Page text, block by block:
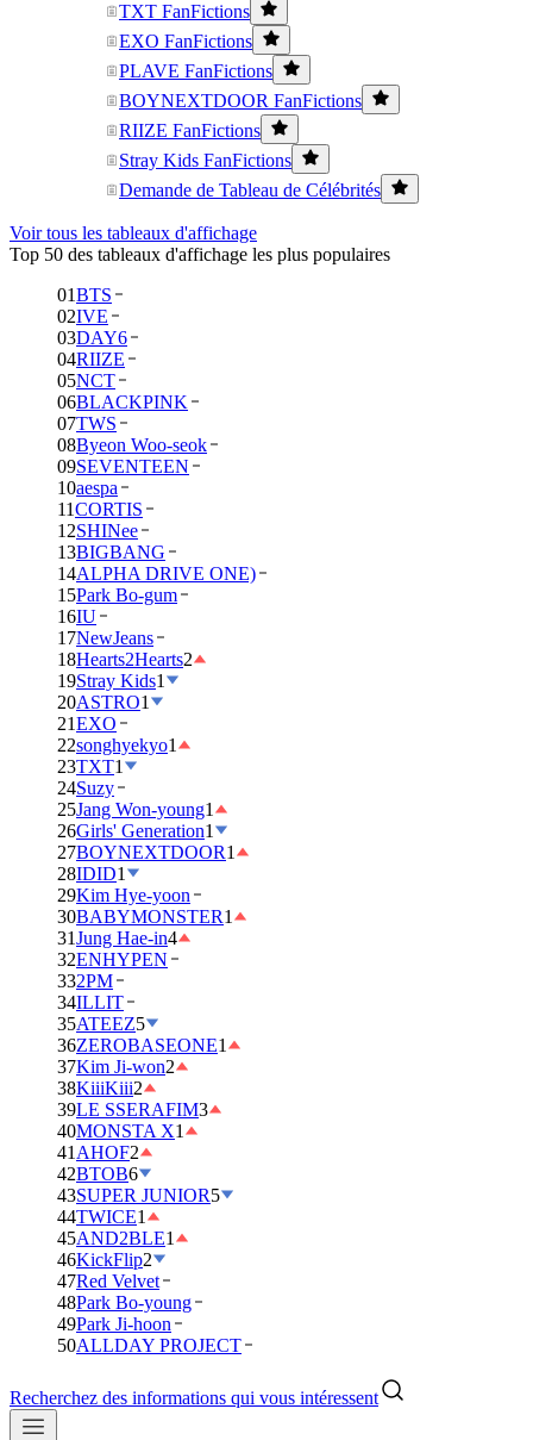
TXT FanFictions
EXO FanFictions
PLAVE FanFictions
BOYNEXTDOOR FanFictions
RIIZE FanFictions
Stray Kids FanFictions
Demande de Tableau de Célébrités
Voir tous les tableaux d'affichage
Top 50 des tableaux d'affichage les plus populaires
01BTS
02IVE
03DAY6
04RIIZE
05NCT
06BLACKPINK
07TWS
08Byeon Woo-seok
09SEVENTEEN
10aespa
11CORTIS
12SHINee
13BIGBANG
14ALPHA DRIVE ONE)
15Park Bo-gum
16IU
17NewJeans
18Hearts2Hearts2
19Stray Kids1
20ASTRO1
21EXO
22songhyekyo1
23TXT1
24Suzy
25Jang Won-young1
26Girls' Generation1
27BOYNEXTDOOR1
28IDID1
29Kim Hye-yoon
30BABYMONSTER1
31Jung Hae-in4
32ENHYPEN
332PM
34ILLIT
35ATEEZ5
36ZEROBASEONE1
37Kim Ji-won2
38KiiiKiii2
39LE SSERAFIM3
40MONSTA X1
41 AHOF2
42BTOB6
43SUPER JUNIOR5
44TWICE1
45AND2BLE1
46KickFlip2
47Red Velvet
48Park Bo-young
49Park Ji-hoon
50ALLDAY PROJECT
Recherchez des informations qui vous intéressent